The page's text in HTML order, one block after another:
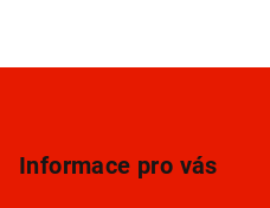
Informace pro vás